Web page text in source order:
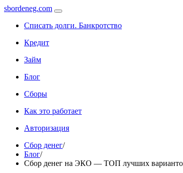
sbordeneg.com
Списать долги. Банкротство
Кредит
Займ
Блог
Сборы
Как это работает
Авторизация
Сбор денег/
Блог/
Сбор денег на ЭКО — ТОП лучших